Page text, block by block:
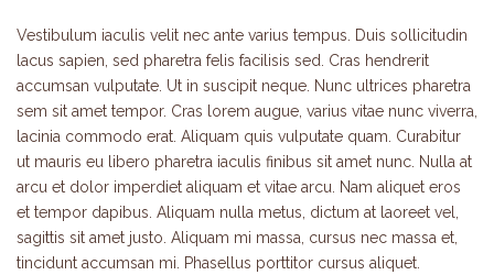
Vestibulum iaculis velit nec ante varius tempus. Duis sollicitudin
lacus sapien, sed pharetra felis facilisis sed. Cras hendrerit
accumsan vulputate. Ut in suscipit neque. Nunc ultrices pharetra
sem sit amet tempor. Cras lorem augue, varius vitae nunc viverra,
lacinia commodo erat. Aliquam quis vulputate quam. Curabitur
ut mauris eu libero pharetra iaculis finibus sit amet nunc. Nulla at
arcu et dolor imperdiet aliquam et vitae arcu. Nam aliquet eros
et tempor dapibus. Aliquam nulla metus, dictum at laoreet vel,
sagittis sit amet justo. Aliquam mi massa, cursus nec massa et,
tincidunt accumsan mi. Phasellus porttitor cursus aliquet.